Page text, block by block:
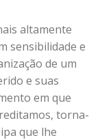
altamente
sensibilidade e
de um
e suas
em que
torna-
que lhe